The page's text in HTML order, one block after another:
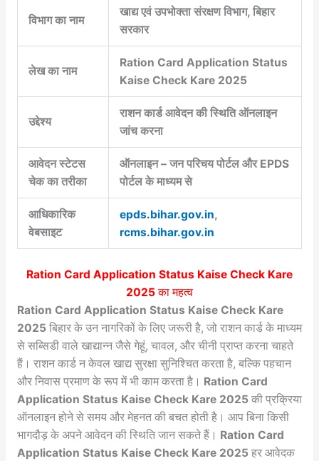
विभाग का नाम
खाद्य एवं उपभोक्ता संरक्षण विभाग, बिहार
सरकार
लेख का नाम
Ration Card Application Status
Kaise Check Kare 2025
उद्देश्य
राशन कार्ड आवेदन की स्थिति ऑनलाइन
जांच करना
आवेदन स्टेटस
चेक का तरीका
ऑनलाइन – जन परिचय पोर्टल और EPDS
पोर्टल के माध्यम से
आधिकारिक
वेबसाइट
epds.bihar.gov.in,
rcms.bihar.gov.in
Ration Card Application Status Kaise Check Kare
2025का महत्व
Ration Card Application Status Kaise Check Kare
2025 बिहार के उन नागरिकों के लिए जरूरी है, जो राशन कार्ड के माध्यम
से सब्सिडी वाले खाद्यान्न जैसे गेहूं, चावल, और चीनी प्राप्त करना चाहते
हैं। राशन कार्ड न केवल खाद्य सुरक्षा सुनिश्चित करता है, बल्कि पहचान
और निवास प्रमाण के रूप में भी काम करता है। Ration Card
Application Status Kaise Check Kare 2025 की प्रक्रिया
ऑनलाइन होने से समय और मेहनत की बचत होती है। आप बिना किसी
भागदौड़ के अपने आवेदन की स्थिति जान सकते हैं। Ration Card
Application Status Kaise Check Kare 2025 हर आवेदक